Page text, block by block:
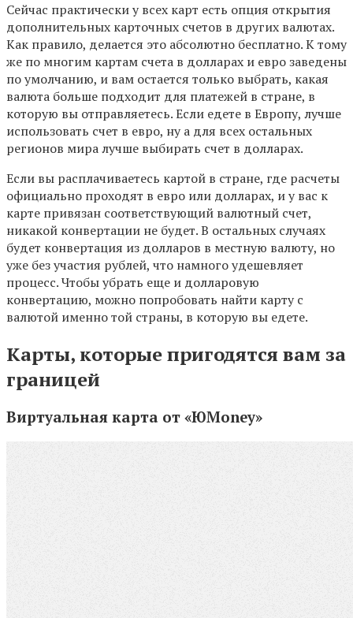
Сейчас практически у всех карт есть опция открытия
дополнительных карточных счетов в других валютах.
Как правило, делается это абсолютно бесплатно. К тому
же по многим картам счета в долларах и евро заведены
по умолчанию, и вам остается только выбрать, какая
валюта больше подходит для платежей в стране, в
которую вы отправляетесь. Если едете в Европу, лучше
использовать счет в евро, ну а для всех остальных
регионов мира лучше выбирать счет в долларах.
Если вы расплачиваетесь картой в стране, где расчеты
официально проходят в евро или долларах, и у вас к
карте привязан соответствующий валютный счет,
никакой конвертации не будет. В остальных случаях
будет конвертация из долларов в местную валюту, но
уже без участия рублей, что намного удешевляет
процесс. Чтобы убрать еще и долларовую
конвертацию, можно попробовать найти карту с
валютой именно той страны, в которую вы едете.
Карты, которые пригодятся вам за
границей
Виртуальная карта от «ЮMoney»